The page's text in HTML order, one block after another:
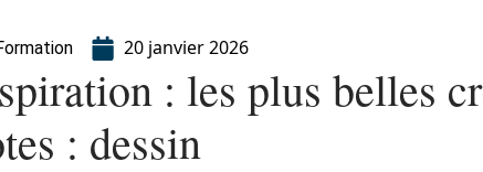
20 janvier 2026
: les plus belles
: dessin